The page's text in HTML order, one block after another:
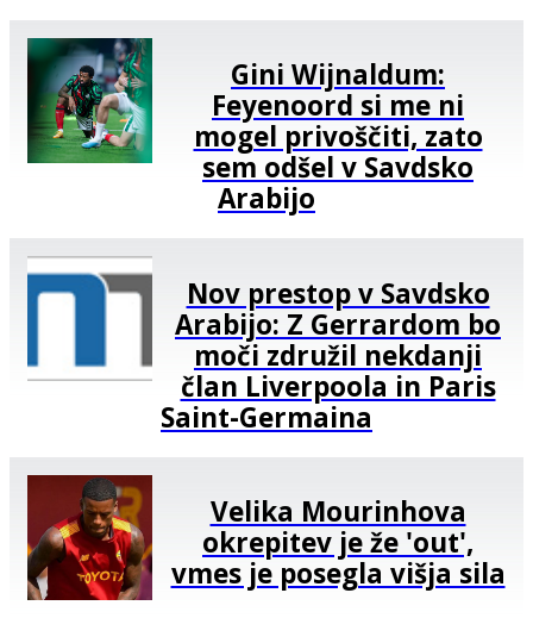
Gini Wijnaldum:
Feyenoord si me ni
mogel privoščiti, zato
sem odšel v Savdsko
Arabijo
Nov prestop v Savdsko
Arabijo: Z Gerrardom bo
moči združil nekdanji
član Liverpoola in Paris
Saint-Germaina
Velika Mourinhova
okrepitev je že 'out',
vmes je posegla višja sila